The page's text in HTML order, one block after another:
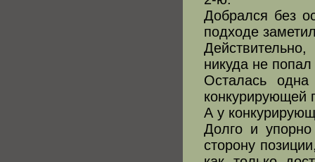
Добрался без
подходе
никуда не попал
Осталась
конкурирующей
А у
Долго и
сторону